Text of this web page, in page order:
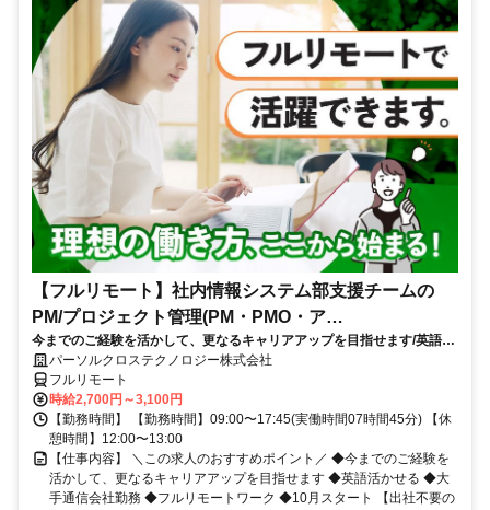
【フルリモート】社内情報システム部支援チームの
PM/プロジェクト管理(PM・PMO・ア
シ)_N260774362
今までのご経験を活かして、更なるキャリアアップを目指せます/英語活
かせる/大手通信会社勤務/フルリモートワーク/10月スタート
パーソルクロステクノロジー株式会社
フルリモート
時給2,700円～3,100円
【勤務時間】 【勤務時間】09:00〜17:45(実働時間07時間45分) 【休
憩時間】12:00〜13:00
【仕事内容】 ＼この求人のおすすめポイント／ ◆今までのご経験を
活かして、更なるキャリアアップを目指せます ◆英語活かせる ◆大
手通信会社勤務 ◆フルリモートワーク ◆10月スタート 【出社不要の